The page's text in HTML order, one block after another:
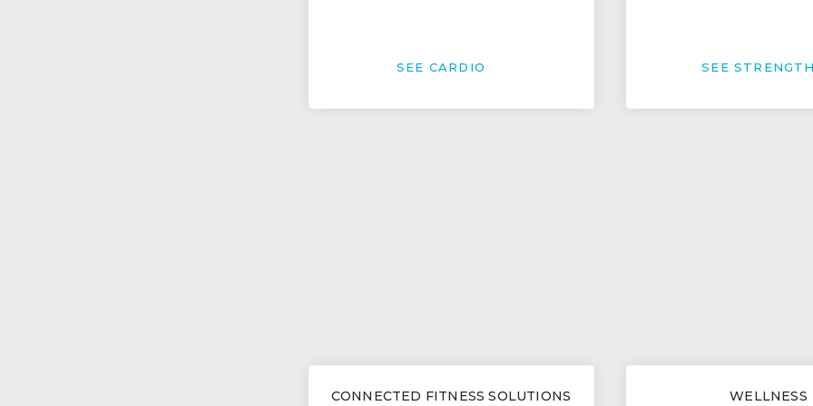
SEE CARDIO SEE
CONNECTED FITNESS SOLUTIONS WELLNESS